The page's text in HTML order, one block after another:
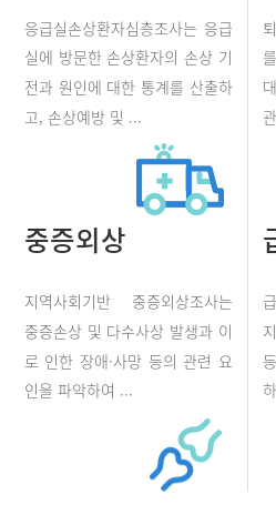
응급실손상환자심층조사는 응급
실에 방문한 손상환자의 손상 기
전과 원인에 대한 통계를 산출하
고, 손상예방 및 ...
중증외상
지역사회기반 중증외상조사는
중증손상 및 다수사상 발생과 이
로 인한 장애·사망 등의 관련 요
인을 파악하여 ...